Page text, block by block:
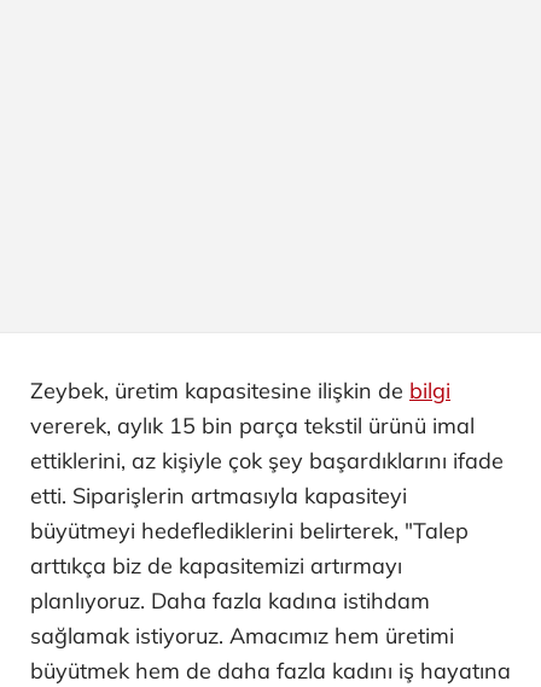
Zeybek, üretim kapasitesine ilişkin de bilgi
vererek, aylık 15 bin parça tekstil ürünü imal
ettiklerini, az kişiyle çok şey başardıklarını ifade
etti. Siparişlerin artmasıyla kapasiteyi
büyütmeyi hedeflediklerini belirterek, "Talep
arttıkça biz de kapasitemizi artırmayı
planlıyoruz. Daha fazla kadına istihdam
sağlamak istiyoruz. Amacımız hem üretimi
büyütmek hem de daha fazla kadını iş hayatına